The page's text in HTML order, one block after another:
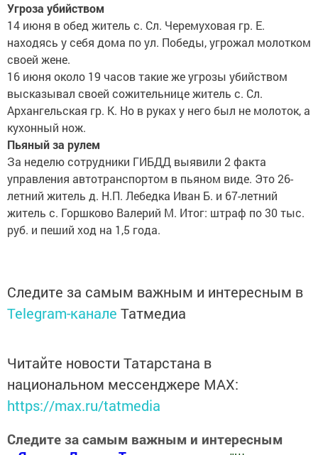
Угроза убийством
14 июня в обед житель с. Сл. Черемуховая гр. Е.
находясь у себя дома по ул. Победы, угрожал молотком
своей жене.
16 июня около 19 часов такие же угрозы убийством
высказывал своей сожительнице житель с. Сл.
Архангельская гр. К. Но в руках у него был не молоток, а
кухонный нож.
Пьяный за рулем
За неделю сотрудники ГИБДД выявили 2 факта
управления автотранспортом в пьяном виде. Это 26-
летний житель д. Н.П. Лебедка Иван Б. и 67-летний
житель с. Горшково Валерий М. Итог: штраф по 30 тыс.
руб. и пеший ход на 1,5 года.
Следите за самым важным и интересным в
Telegram-канале Татмедиа
Читайте новости Татарстана в
национальном мессенджере MАХ:
https://max.ru/tatmedia
Следите за самым важным и интересным